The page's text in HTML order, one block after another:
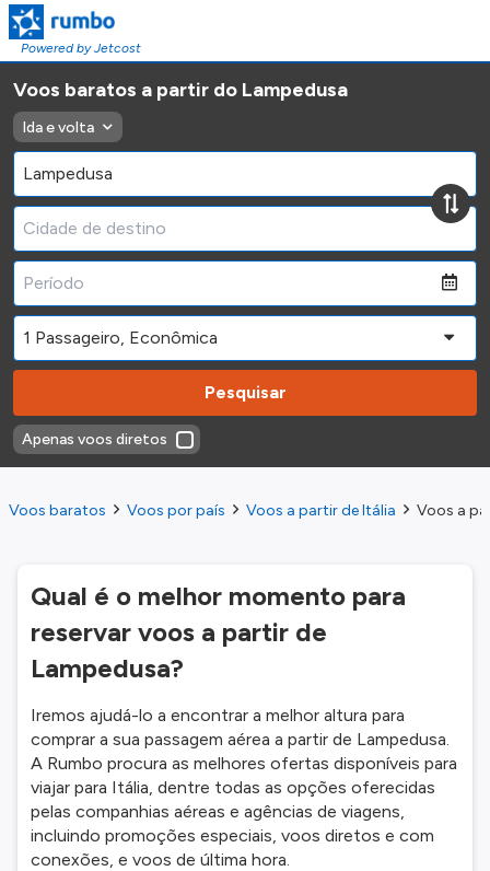
Powered by Jetcost
Voos baratos a partir do Lampedusa
Ida e volta
Pesquisar
Apenas voos diretos
Voos baratos Voos por país Voos a partir de Itália Voos a
Qual é o melhor momento para
reservar voos a partir de
Lampedusa?
Iremos ajudá-lo a encontrar a melhor altura para
comprar a sua passagem aérea a partir de Lampedusa.
A Rumbo procura as melhores ofertas disponíveis para
viajar para Itália, dentre todas as opções oferecidas
pelas companhias aéreas e agências de viagens,
incluindo promoções especiais, voos diretos e com
conexões, e voos de última hora.